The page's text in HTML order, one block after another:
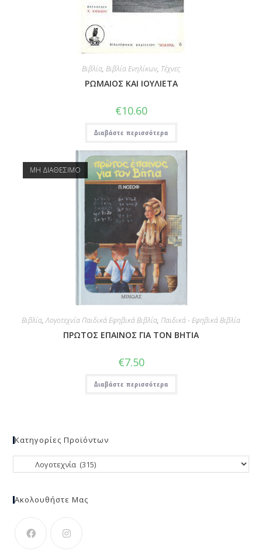
Βιβλία, Βιβλία Ενηλίκων, Τέχνες
ΡΩΜΑΙΟΣ ΚΑΙ ΙΟΥΛΙΕΤΑ
€10.60
Διαβάστε περισσότερα
ΜΗ ΔΙΑΘΕΣΙΜΟ
Βιβλία,Λογοτεχνία Παιδικά Εφηβικά Βιβλία, Παιδικά - Εφηβικά Βιβλία
ΠΡΩΤΟΣ ΕΠΑΙΝΟΣ ΓΙΑ ΤΟΝ ΒΗΤΙΑ
€7.50
Διαβάστε περισσότερα
Κατηγορίες Προϊόντων
Ακολουθήστε Μας